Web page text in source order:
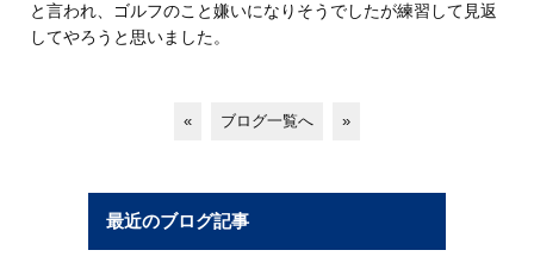
と言われ、ゴルフのこと嫌いになりそうでしたが練習して見返
してやろうと思いました。
« ブログ一覧へ »
最近のブログ記事